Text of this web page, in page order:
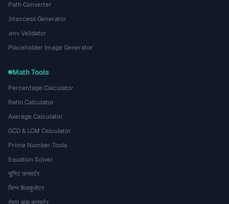
Path Converter
.htaccess Generator
.env Validator
Placeholder Image Generator
Math Tools
Percentage Calculator
Ratio Calculator
Average Calculator
GCD & LCM Calculator
Prime Number Tools
Equation Solver
यूनिट कनवर्टर
भिन्न कैलकुलेटर